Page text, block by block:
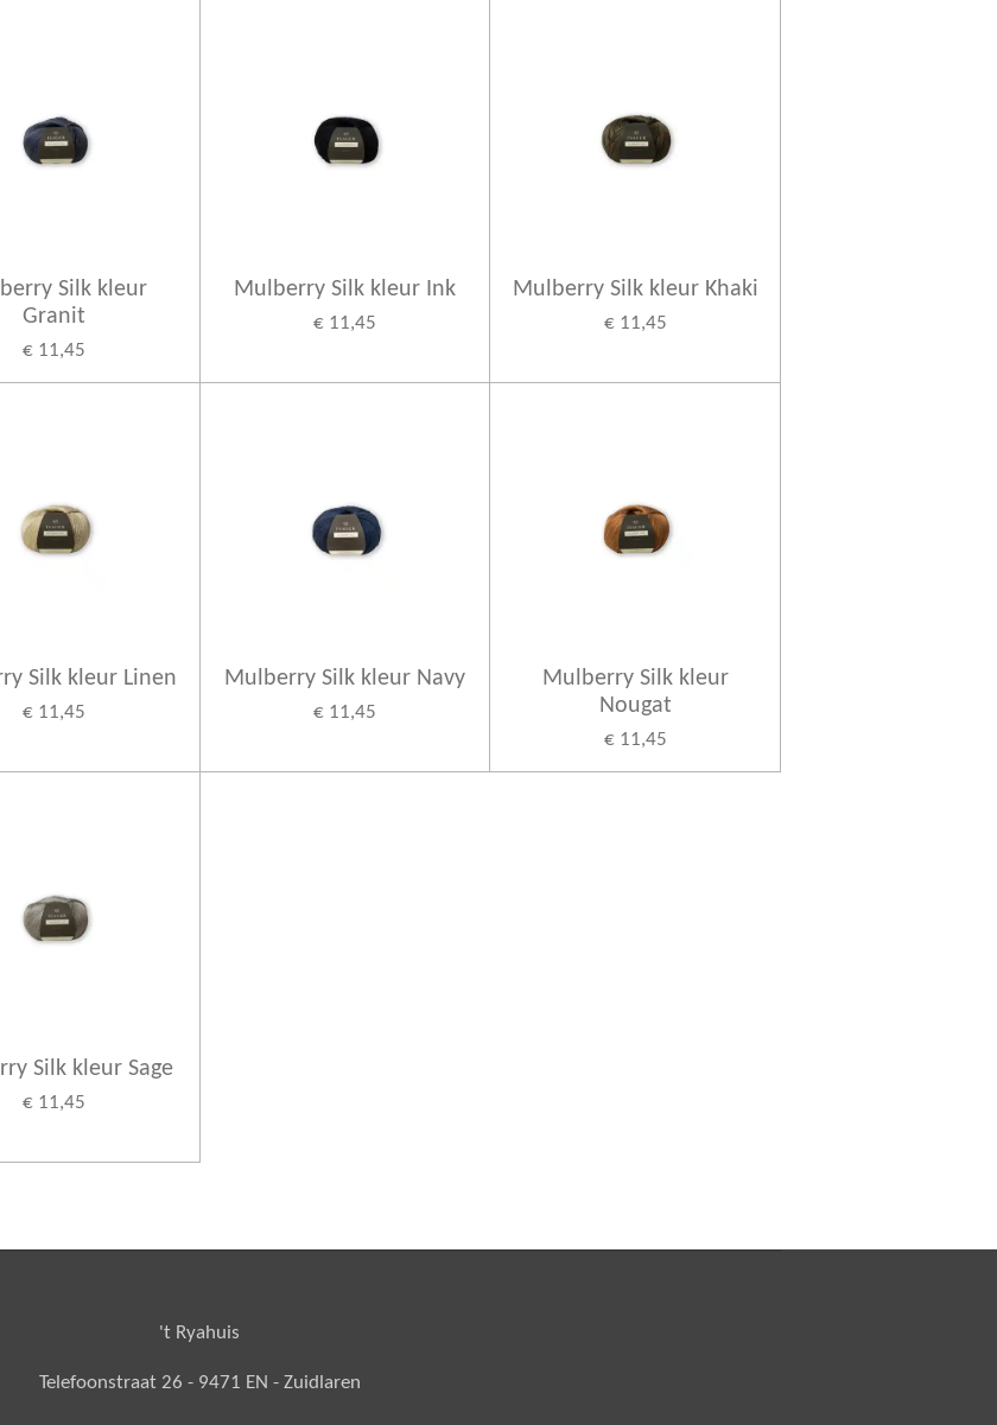
Silk kleur
Granit
€ 11,45
Mulberry Silk kleur Ink
€ 11,45
Mulberry Silk kleur Khaki
€ 11,45
Silk kleur Linen
€ 11,45
Mulberry Silk kleur Navy
€ 11,45
Mulberry Silk kleur
Nougat
€ 11,45
Silk kleur Sage
€ 11,45
't Ryahuis
Telefoonstraat 26 - 9471 EN - Zuidlaren